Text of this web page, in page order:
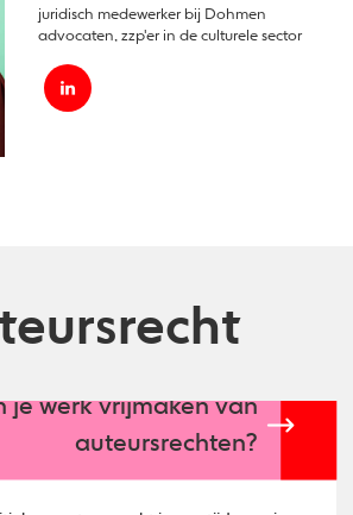
juridisch medewerker bij Dohmen
advocaten, zzp'er in de culturele sector
je werk vrijmaken van
auteursrechten?